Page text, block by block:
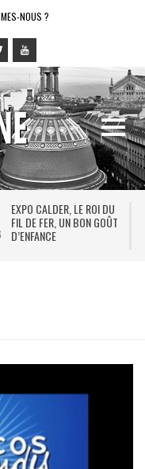
NOUS ?
EXPO CALDER, LE ROI DU
FIL DE FER, UN BON GOÛT
D’ENFANCE